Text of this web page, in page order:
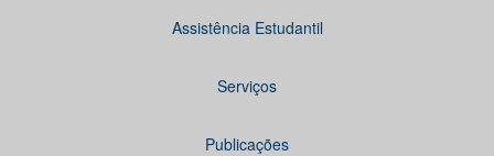
Assistência Estudantil
Serviços
Publicações